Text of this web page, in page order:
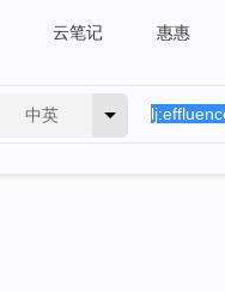
云笔记 惠惠
中英